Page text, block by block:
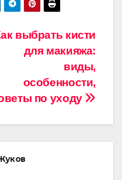
выбрать кисти
для макияжа:
виды,
особенности,
по уходу